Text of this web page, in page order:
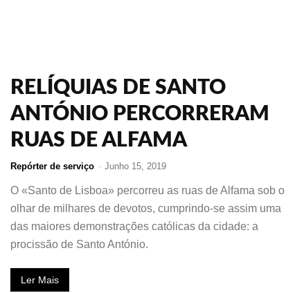
RELÍQUIAS DE SANTO
ANTÓNIO PERCORRERAM
RUAS DE ALFAMA
Repórter de serviço - Junho 15, 2019
O «Santo de Lisboa» percorreu as ruas de Alfama sob o
olhar de milhares de devotos, cumprindo-se assim uma
das maiores demonstrações católicas da cidade: a
procissão de Santo António.
Ler Mais